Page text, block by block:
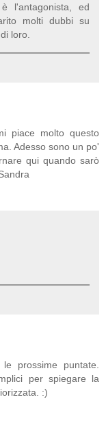
l'antagonista, ed
molti dubbi su
loro.
piace molto questo
Adesso sono un po'
qui quando sarò
prossime puntate.
per spiegare la
:)